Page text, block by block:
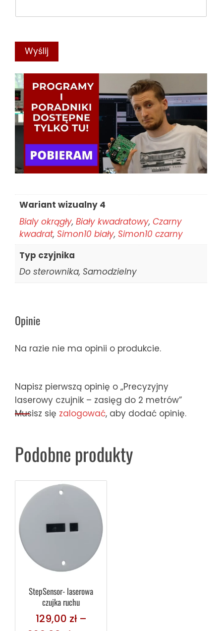
Wyślij
Wariant wizualny 4
Bialy okrągły, Biały kwadratowy, Czarny
kwadrat, Simon10 biały, Simon10 czarny
Typ czyjnika
Do sterownika, Samodzielny
Opinie
Na razie nie ma opinii o produkcie.
Napisz pierwszą opinię o „Precyzyjny
laserowy czujnik – zasięg do 2 metrów”
Musisz się zalogować, aby dodać opinię.
Podobne produkty
StepSensor- laserowa
czujka ruchu
129,00 zł –